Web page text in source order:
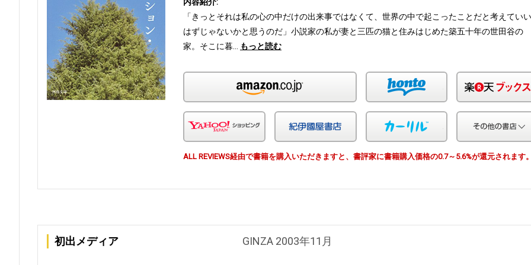
「きっとそれは私の心の中だけの出来事ではなくて、世界の中で起こったことだと考えていい
はずじゃないかと思うのだ」小説家の私が妻と三匹の猫と住みはじめた築五十年の世田谷の
家。そこに暮…
もっと読む
honto
Yahoo!ショッピング 紀伊国屋 カーリル
ALL REVIEWS経由で書籍を購入いただきますと、書評家に書籍購入価格の0.7～5.6%が還元されます。
初出メディア GINZA 2003年11月